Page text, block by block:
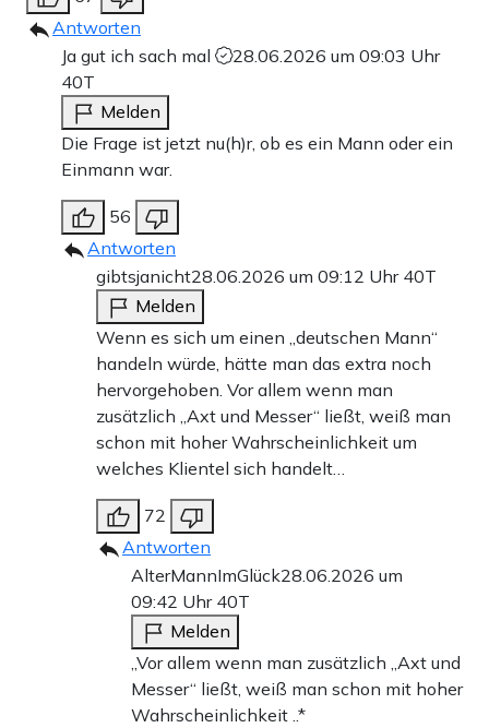
Antworten
Ja gut ich sach mal
28.06.2026 um 09:03 Uhr
40T
Melden
Die Frage ist jetzt nu(h)r, ob es ein Mann oder ein
Einmann war.
56
Antworten
gibtsjanicht28.06.2026 um 09:12 Uhr 40T
Melden
Wenn es sich um einen „deutschen Mann“
handeln würde, hätte man das extra noch
hervorgehoben. Vor allem wenn man
zusätzlich „Axt und Messer“ ließt, weiß man
schon mit hoher Wahrscheinlichkeit um
welches Klientel sich handelt…
72
Antworten
AlterMannImGlück28.06.2026 um
09:42 Uhr 40T
Melden
„Vor allem wenn man zusätzlich „Axt und
Messer“ ließt, weiß man schon mit hoher
Wahrscheinlichkeit ..*